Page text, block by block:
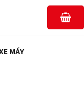
MÁY